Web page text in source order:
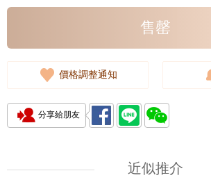
售罄
價格調整通知
分享給朋友
近似推介